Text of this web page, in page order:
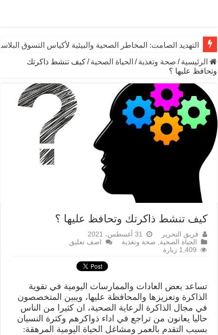
التهديد الصامت: المخاطر الصحية والبيئية لأكياس التسوق
الرئيسية / صحة وتغذية / الحياة الصحية /كيف تنشط ذاكرتك
وتحافظ عليها ؟
كيف تنشط ذاكرتك وتحافظ عليها ؟
فريق التحرير
31 أغسطس، 2021
الحياة الصحية, صحة وتغذية
اضف تعليق
1,409 زيارة
تساعد بعض العادات والممارسات اليومية في تقوية
الذاكرة وتعزيزها والمحافظة عليها، ويبين المتخصصون
في مجال الذاكرة الرعاية الصحية، ان كثيرا من الناس
حاليا يعانون من تراجع في اداء ذواكرهم وكثرة النسيان
بسبب التقدم بالعمر ومشاغل الحياة اليومية المرهقة: